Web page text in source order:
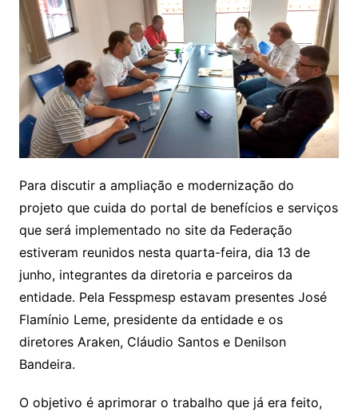
Para discutir a ampliação e modernização do
projeto que cuida do portal de benefícios e serviços
que será implementado no site da Federação
estiveram reunidos nesta quarta-feira, dia 13 de
junho, integrantes da diretoria e parceiros da
entidade. Pela Fesspmesp estavam presentes José
Flamínio Leme, presidente da entidade e os
diretores Araken, Cláudio Santos e Denilson
Bandeira.
O objetivo é aprimorar o trabalho que já era feito,